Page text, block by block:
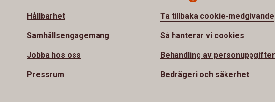
Hållbarhet
Samhällsengagemang
Jobba hos oss
Pressrum
Ta tillbaka cookie-medgivande
Så hanterar vi cookies
Behandling av personuppgifter
Bedrägeri och säkerhet